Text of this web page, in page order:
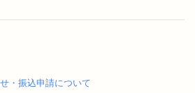
・振込申請について